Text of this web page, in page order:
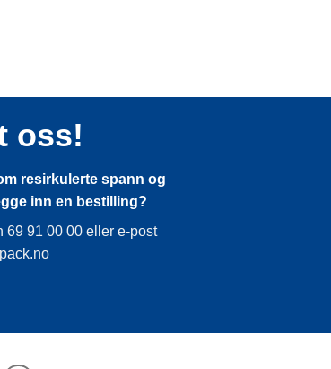
oss!
resirkulerte spann og
inn en bestilling?
69 91 00 00 eller e-post